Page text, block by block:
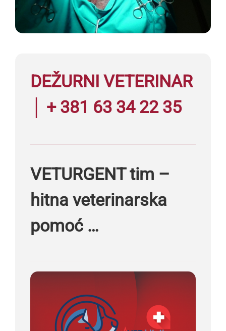
DEŽURNI VETERINAR
│ + 381 63 34 22 35
VETURGENT tim –
hitna veterinarska
pomoć …